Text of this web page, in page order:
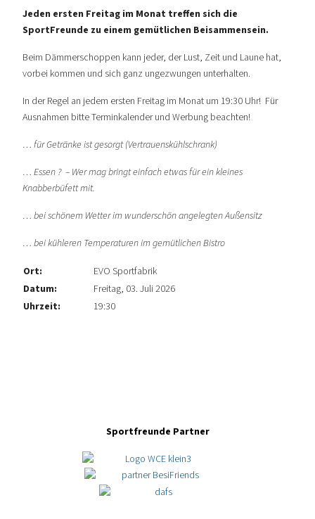
Jeden ersten Freitag im Monat treffen sich die
SportFreunde zu einem gemütlichen Beisammensein.
Beim Dämmerschoppen kann jeder, der Lust, Zeit und Laune hat,
vorbei kommen und sich ganz ungezwungen unterhalten.
In der Regel an jedem ersten Freitag im Monat um 19:30 Uhr! Für
Ausnahmen bitte Terminkalender und Werbung beachten!
… für Getränke ist gesorgt (Vertrauenskühlschrank)
… Essen ? – Wer mag bringt einfach etwas für ein kleines
Knabberbüfett mit.
… bei schönem Wetter im wunderschön angelegten Außensitz
… bei kühleren Temperaturen im gemütlichen Bistro
Ort:
EVO Sportfabrik
Datum:
Freitag, 03. Juli 2026
Uhrzeit:
19:30
Sportfreunde Partner